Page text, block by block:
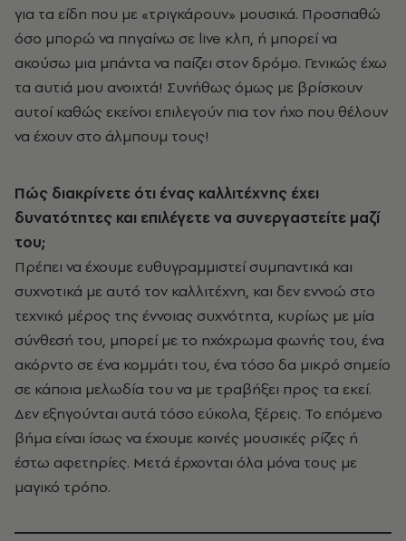
για τα είδη που με «τριγκάρουν» μουσικά. Προσπαθώ
όσο μπορώ να πηγαίνω σε live κλπ, ή μπορεί να
ακούσω μια μπάντα να παίζει στον δρόμο. Γενικώς έχω
τα αυτιά μου ανοιχτά! Συνήθως όμως με βρίσκουν
αυτοί καθώς εκείνοι επιλεγούν πια τον ήχο που θέλουν
να έχουν στο άλμπουμ τους!
Πώς διακρίνετε ότι ένας καλλιτέχνης έχει
δυνατότητες και επιλέγετε να συνεργαστείτε μαζί
του;
Πρέπει να έχουμε ευθυγραμμιστεί συμπαντικά και
συχνοτικά με αυτό τον καλλιτέχνη, και δεν εννοώ στο
τεχνικό μέρος της έννοιας συχνότητα, κυρίως με μία
σύνθεσή του, μπορεί με το ηχόχρωμα φωνής του, ένα
ακόρντο σε ένα κομμάτι του, ένα τόσο δα μικρό σημείο
σε κάποια μελωδία του να με τραβήξει προς τα εκεί.
Δεν εξηγούνται αυτά τόσο εύκολα, ξέρεις. Το επόμενο
βήμα είναι ίσως να έχουμε κοινές μουσικές ρίζες ή
έστω αφετηρίες. Μετά έρχονται όλα μόνα τους με
μαγικό τρόπο.